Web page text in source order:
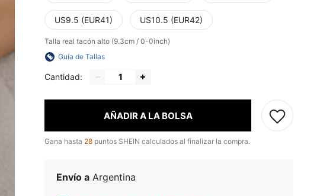
US9.5 (EUR41) US10.5 (EUR42)
Talla real tacón alto (9.3cm / 0-0inch)
Guía de Tallas
Cantidad:
AÑADIR A LA BOLSA
Gana hasta 28 puntos SHEIN calculados al finalizar la compra.
Envío a Argentina